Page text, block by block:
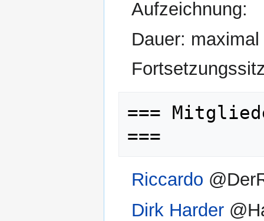
Aufzeichnung:
Dauer:
===
Riccardo
Dirk Harder